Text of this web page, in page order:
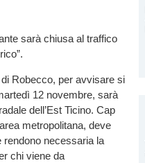
sarà chiusa al traffico
Robecco, per avvisare si
12 novembre, sarà
dell’Est Ticino. Cap
metropolitana, deve
rendono necessaria la
chi viene da